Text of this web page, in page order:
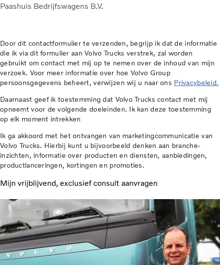
Paashuis Bedrijfswagens B.V.
Door dit contactformulier te verzenden, begrijp ik dat de informatie
die ik via dit formulier aan Volvo Trucks verstrek, zal worden
gebruikt om contact met mij op te nemen over de inhoud van mijn
verzoek. Voor meer informatie over hoe Volvo Group
persoonsgegevens beheert, verwijzen wij u naar ons Privacybeleid.
Daarnaast geef ik toestemming dat Volvo Trucks contact met mij
opneemt voor de volgende doeleinden. Ik kan deze toestemming
op elk moment intrekken
Ik ga akkoord met het ontvangen van marketingcommunicatie van
Volvo Trucks. Hierbij kunt u bijvoorbeeld denken aan branche-
inzichten, informatie over producten en diensten, aanbiedingen,
productlanceringen, kortingen en promoties.
Mijn vrijblijvend, exclusief consult aanvragen